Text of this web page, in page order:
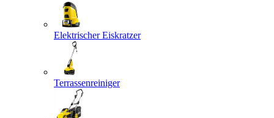
Elektrischer Eiskratzer
Terrassenreiniger